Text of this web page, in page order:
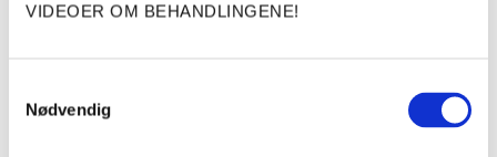
VIDEOER OM BEHANDLINGENE!
Nødvendig